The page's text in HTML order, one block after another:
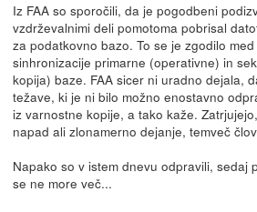
Iz FAA so sporočili, da je pogodbeni
vzdrževalnimi deli pomotoma pobrisal
za podatkovno bazo. To se je zgodilo
sinhronizacije primarne (operativne) in
kopija) baze. FAA sicer ni uradno dejala,
težave, ki je ni bilo možno enostavno
iz varnostne kopije, a tako kaže.
napad ali zlonamerno dejanje, temveč
Napako so v istem dnevu odpravili, sedaj
se ne more več...